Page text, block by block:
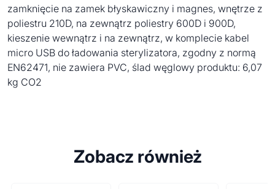
zamknięcie na zamek błyskawiczny i magnes, wnętrze z
poliestru 210D, na zewnątrz poliestry 600D i 900D,
kieszenie wewnątrz i na zewnątrz, w komplecie kabel
micro USB do ładowania sterylizatora, zgodny z normą
EN62471, nie zawiera PVC, ślad węglowy produktu: 6,07
kg CO2
Zobacz również